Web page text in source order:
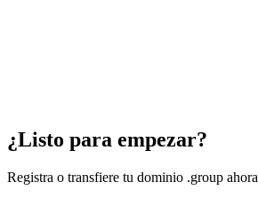
¿Listo para empezar?
Registra o transfiere tu dominio .group ahora